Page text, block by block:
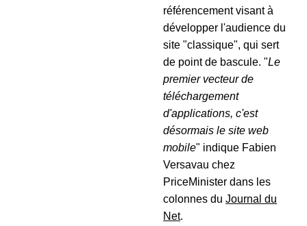
référencement visant à
développer l'audience du
site "classique", qui sert
de point de bascule. "Le
premier vecteur de
téléchargement
d'applications, c'est
désormais le site web
mobile" indique Fabien
Versavau chez
PriceMinister dans les
colonnes duJournal du
Net.